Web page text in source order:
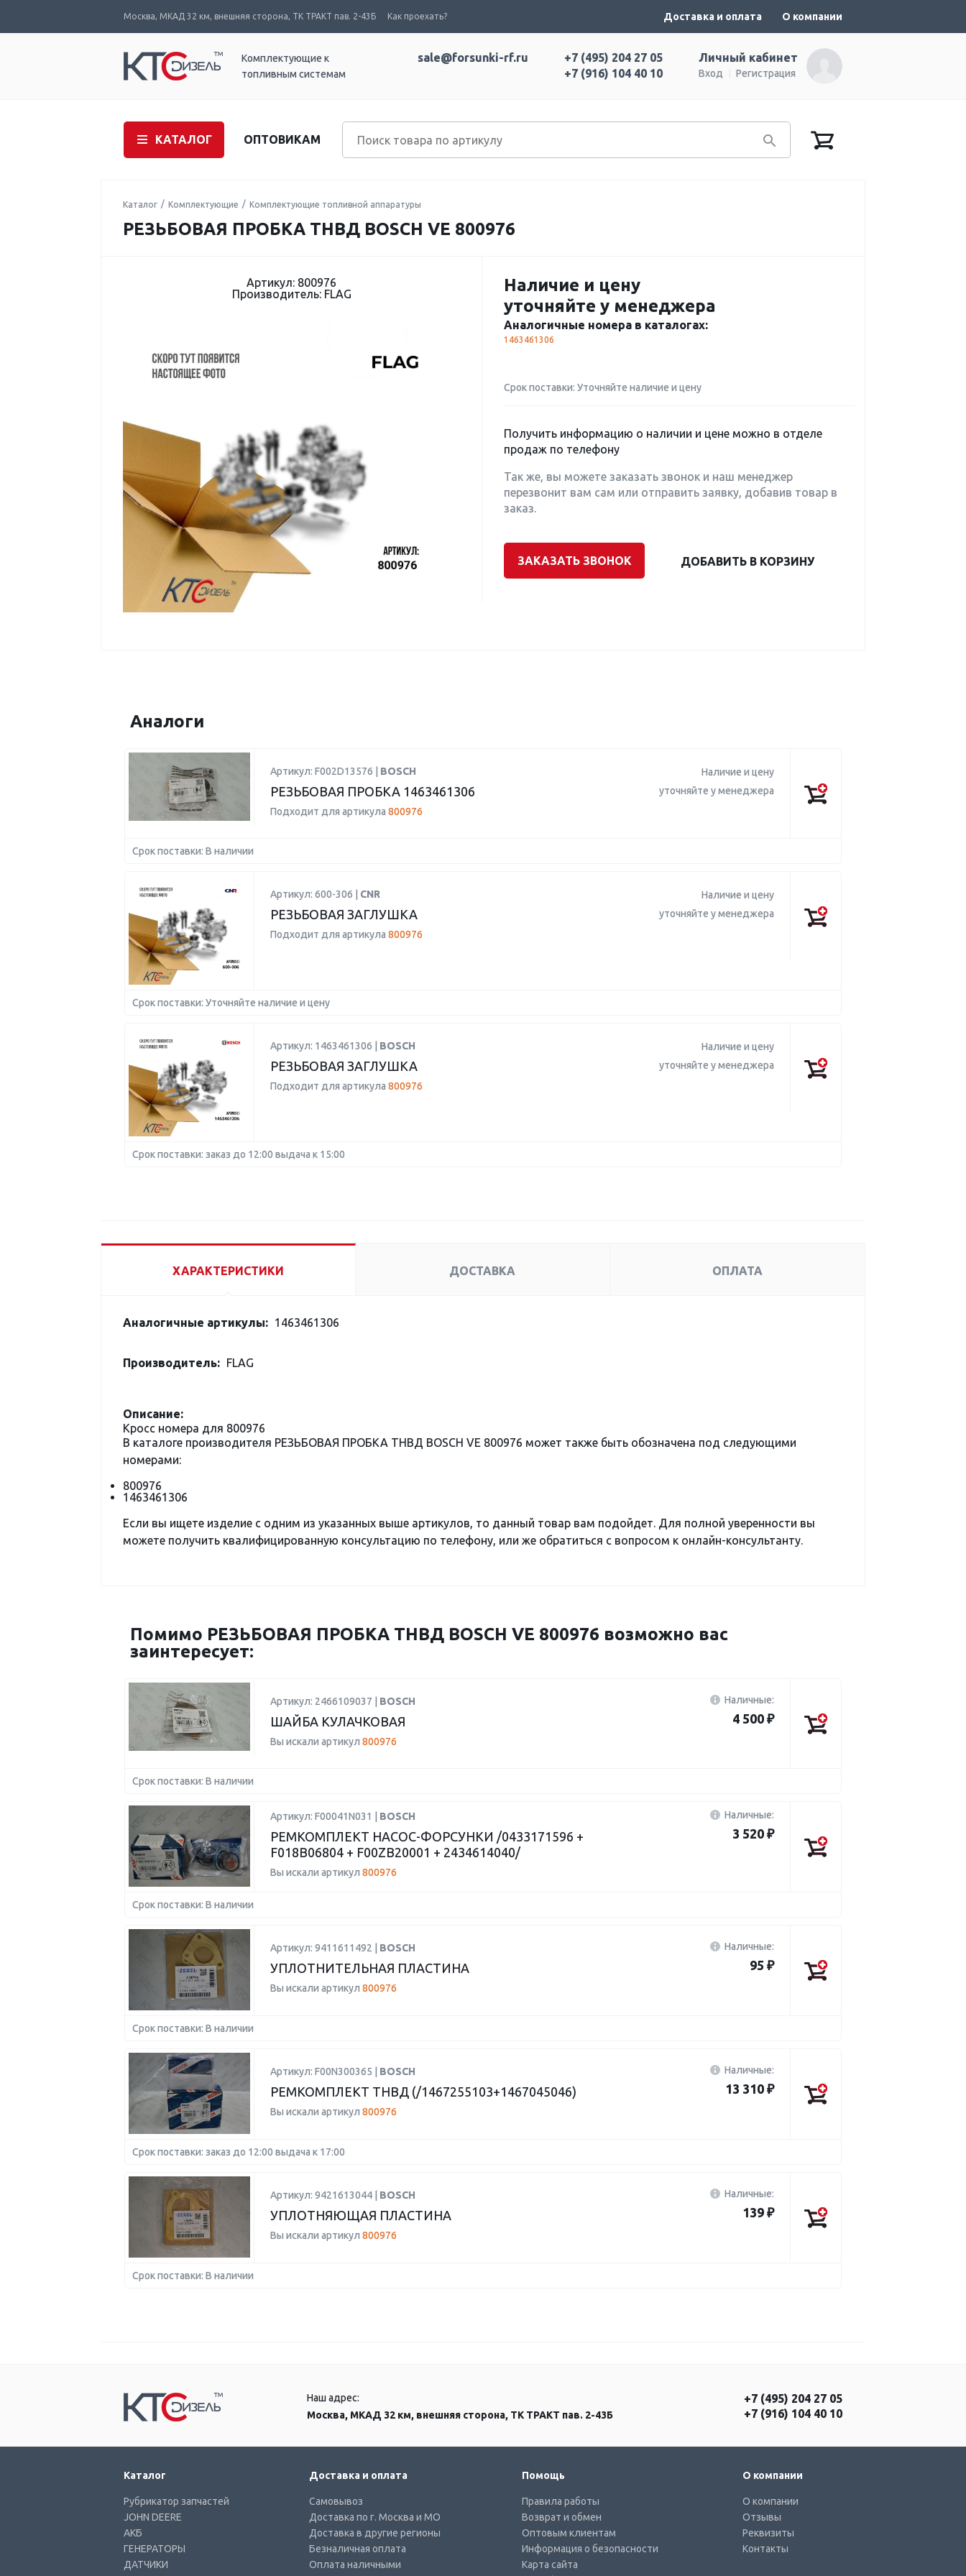
Москва, МКАД 32 км, внешняя сторона, ТК ТРАКТ пав. 2-43Б Как проехать? Доставка и оплата О компании
Комплектующие к
топливным системам
Личный кабинет
Вход Регистрация
+7 (495) 204 27 05
+7 (916) 104 40 10
sale@forsunki-rf.ru
КАТАЛОГ ОПТОВИКАМ
Каталог Комплектующие Комплектующие топливной аппаратуры
РЕЗЬБОВАЯ ПРОБКА ТНВД BOSCH VE 800976
Артикул: 800976
Производитель: FLAG
Наличие и цену
уточняйте у менеджера
Аналогичные номера в каталогах:
1463461306
Срок поставки: Уточняйте наличие и цену
Получить информацию о наличии и цене можно в отделе
продаж по телефону
Так же, вы можете заказать звонок и наш менеджер
перезвонит вам сам или отправить заявку, добавив товар в
заказ.
ЗАКАЗАТЬ ЗВОНОК ДОБАВИТЬ В КОРЗИНУ
Аналоги
Артикул: F002D13576 | BOSCH
РЕЗЬБОВАЯ ПРОБКА 1463461306
Подходит для артикула 800976
Наличие и цену
уточняйте у менеджера
Срок поставки: В наличии
Артикул: 600-306 | CNR
РЕЗЬБОВАЯ ЗАГЛУШКА
Подходит для артикула 800976
Наличие и цену
уточняйте у менеджера
Срок поставки: Уточняйте наличие и цену
Артикул: 1463461306 | BOSCH
РЕЗЬБОВАЯ ЗАГЛУШКА
Подходит для артикула 800976
Наличие и цену
уточняйте у менеджера
Срок поставки: заказ до 12:00 выдача к 15:00
ХАРАКТЕРИСТИКИ ДОСТАВКА ОПЛАТА
Аналогичные артикулы: 1463461306
Производитель: FLAG
Описание:
Кросс номера для 800976
В каталоге производителя РЕЗЬБОВАЯ ПРОБКА ТНВД BOSCH VE 800976 может также быть обозначена под следующими
номерами:
800976
1463461306
Если вы ищете изделие с одним из указанных выше артикулов, то данный товар вам подойдет. Для полной уверенности вы
можете получить квалифицированную консультацию по телефону, или же обратиться с вопросом к онлайн-консультанту.
Помимо РЕЗЬБОВАЯ ПРОБКА ТНВД BOSCH VE 800976 возможно вас
заинтересует:
Артикул: 2466109037 | BOSCH
ШАЙБА КУЛАЧКОВАЯ
Вы искали артикул 800976
Наличные:
4 500 ₽
Срок поставки: В наличии
Артикул: F00041N031 | BOSCH
РЕМКОМПЛЕКТ НАСОС-ФОРСУНКИ /0433171596 +
F018B06804 + F00ZB20001 + 2434614040/
Вы искали артикул 800976
Наличные:
3 520 ₽
Срок поставки: В наличии
Артикул: 9411611492 | BOSCH
УПЛОТНИТЕЛЬНАЯ ПЛАСТИНА
Вы искали артикул 800976
Наличные:
95 ₽
Срок поставки: В наличии
Артикул: F00N300365 | BOSCH
РЕМКОМПЛЕКТ ТНВД (/1467255103+1467045046)
Вы искали артикул 800976
Наличные:
13 310 ₽
Срок поставки: заказ до 12:00 выдача к 17:00
Артикул: 9421613044 | BOSCH
УПЛОТНЯЮЩАЯ ПЛАСТИНА
Вы искали артикул 800976
Наличные:
139 ₽
Срок поставки: В наличии
Наш адрес:
Москва, МКАД 32 км, внешняя сторона, ТК ТРАКТ пав. 2-43Б
+7 (495) 204 27 05
+7 (916) 104 40 10
Каталог
Рубрикатор запчастей
JOHN DEERE
АКБ
ГЕНЕРАТОРЫ
ДАТЧИКИ
Доставка и оплата
Самовывоз
Доставка по г. Москва и МО
Доставка в другие регионы
Безналичная оплата
Оплата наличными
Помощь
Правила работы
Возврат и обмен
Оптовым клиентам
Информация о безопасности
Карта сайта
О компании
О компании
Отзывы
Реквизиты
Контакты